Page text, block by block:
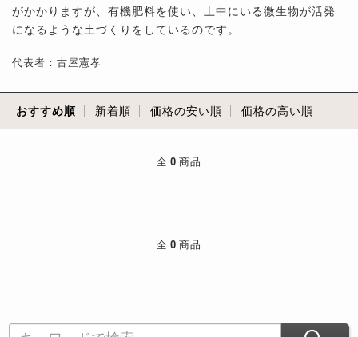
がかかりますが、有機肥料を使い、土中にいる微生物が活発
になるような土づくりをしているのです。
代表者：古屋憲孝
おすすめ順 新着順 価格の安い順 価格の高い順
全 0 商品
全 0 商品